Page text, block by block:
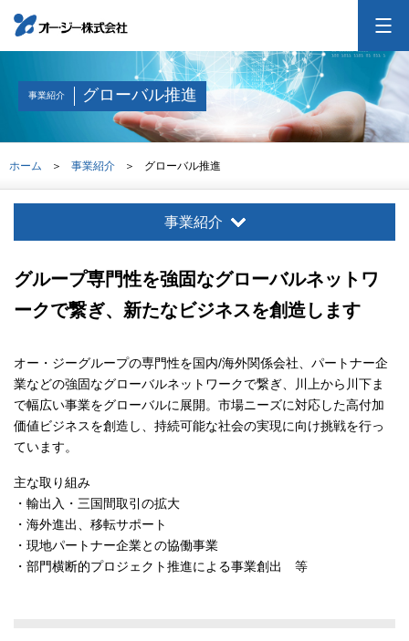
オー・ジーについて
投資家情報
お問合せ 交通アクセス サイトマップ
JP EN
事業紹介 グローバル推進
ホーム 事業紹介 グローバル推進
事業紹介
グループ専門性を強固なグローバルネットワ
ークで繋ぎ、新たなビジネスを創造します
オー・ジーグループの専門性を国内/海外関係会社、パートナー企
業などの強固なグローバルネットワークで繋ぎ、川上から川下ま
で幅広い事業をグローバルに展開。市場ニーズに対応した高付加
価値ビジネスを創造し、持続可能な社会の実現に向け挑戦を行っ
ています。
主な取り組み
・輸出入・三国間取引の拡大
・海外進出、移転サポート
・現地パートナー企業との協働事業
・部門横断的プロジェクト推進による事業創出 等